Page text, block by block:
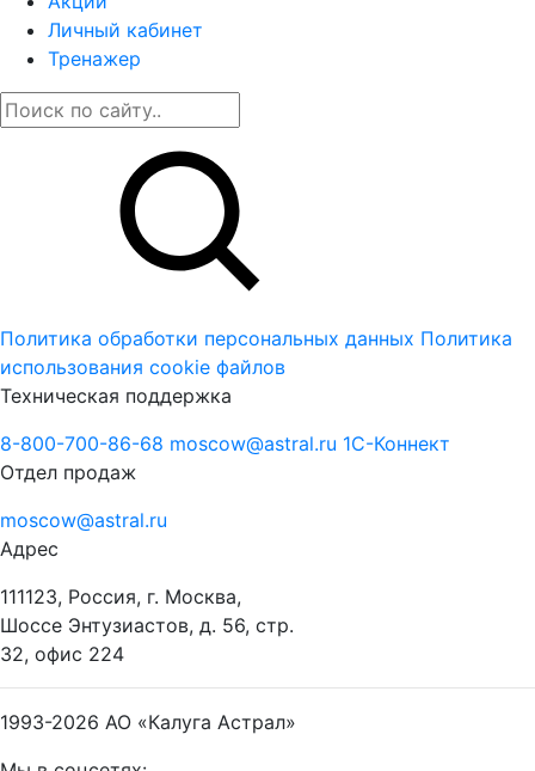
Личный кабинет
Тренажер
Политика обработки персональных данных Политика
использования cookie файлов
Техническая поддержка
8-800-700-86-68 moscow@astral.ru 1С-Коннект
Отдел продаж
moscow@astral.ru
Адрес
111123, Россия, г. Москва,
Шоссе Энтузиастов, д. 56, стр.
32, офис 224
1993-2026 АО «Калуга Астрал»